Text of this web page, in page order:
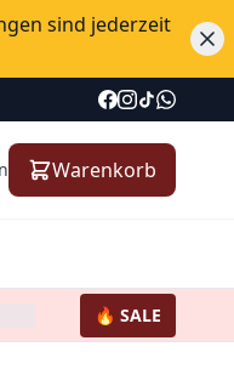
sind jederzeit
Warenkorb
🔥 SALE